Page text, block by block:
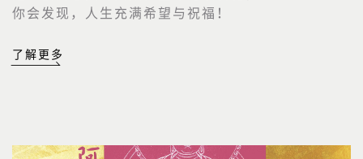
你会发现，人生充满希望与祝福！
了解更多